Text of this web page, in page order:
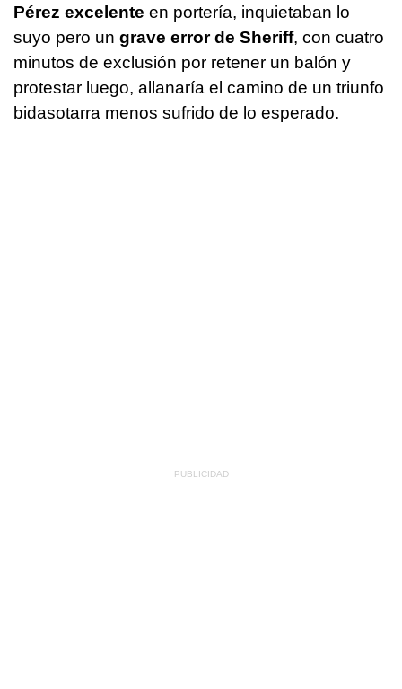
Pérez excelente en portería, inquietaban lo
suyo pero un grave error de Sheriff, con cuatro
minutos de exclusión por retener un balón y
protestar luego, allanaría el camino de un triunfo
bidasotarra menos sufrido de lo esperado.